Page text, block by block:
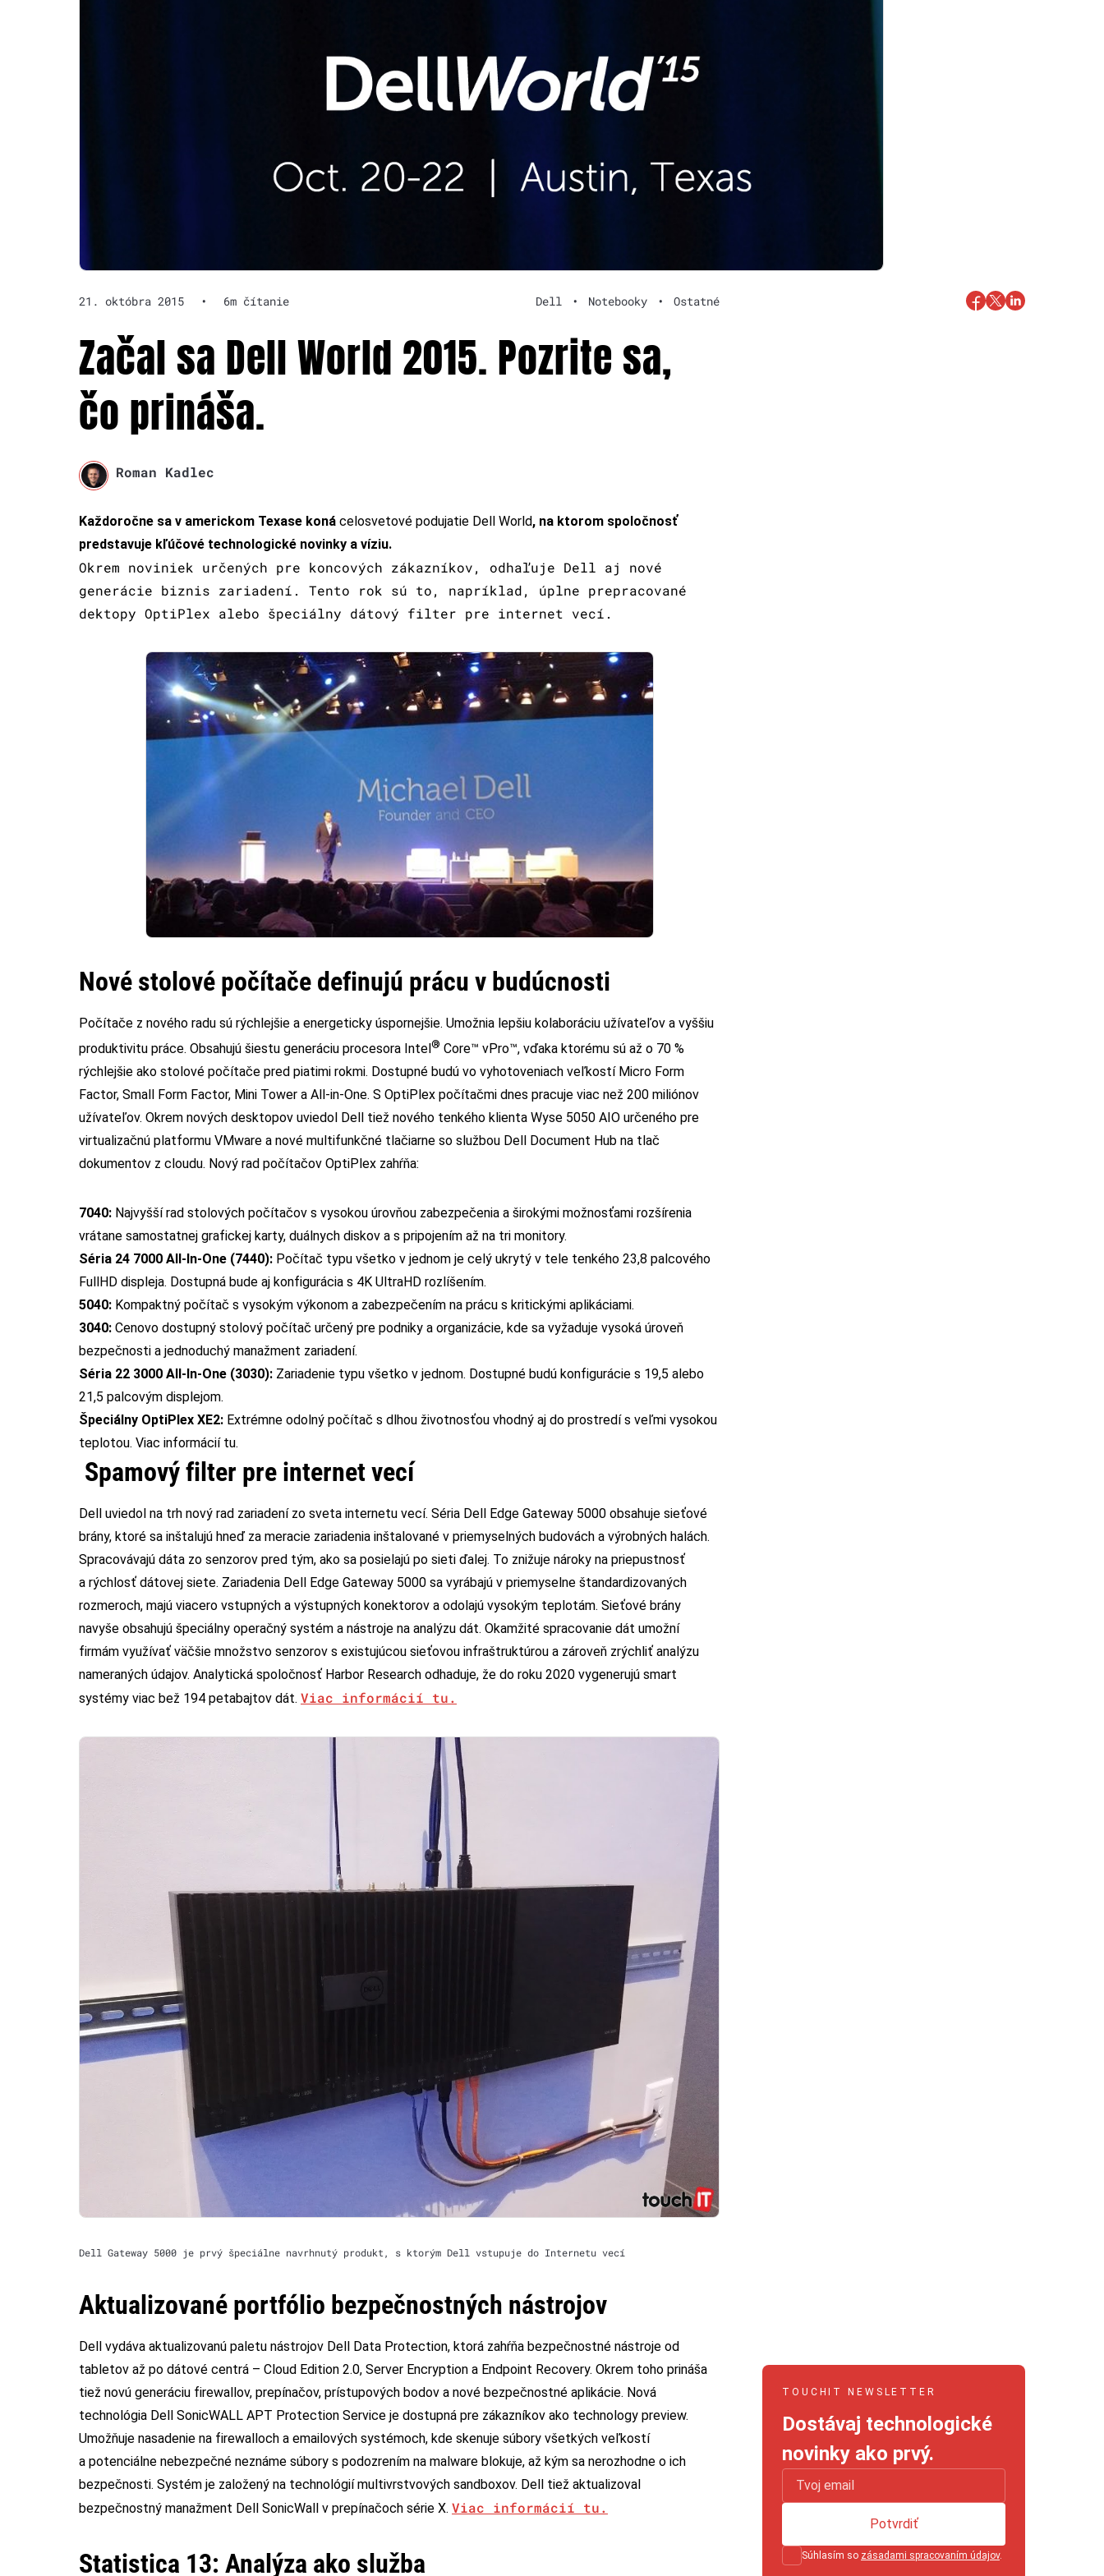
21. októbra 2015 • 6m čítanie Dell • Notebooky • Ostatné
Začal sa Dell World 2015. Pozrite sa,
čo prináša.
Roman Kadlec
Každoročne sa v americkom Texase koná celosvetové podujatie Dell World, na ktorom spoločnosť
predstavuje kľúčové technologické novinky a víziu.
Okrem noviniek určených pre koncových zákazníkov, odhaľuje Dell aj nové
generácie biznis zariadení. Tento rok sú to, napríklad, úplne prepracované
dektopy OptiPlex alebo špeciálny dátový filter pre internet vecí.
Nové stolové počítače definujú prácu v budúcnosti
Počítače z nového radu sú rýchlejšie a energeticky úspornejšie. Umožnia lepšiu kolaboráciu užívateľov a vyššiu
produktivitu práce. Obsahujú šiestu generáciu procesora Intel ® Core™ vPro™, vďaka ktorému sú až o 70 %
rýchlejšie ako stolové počítače pred piatimi rokmi. Dostupné budú vo vyhotoveniach veľkostí Micro Form
Factor, Small Form Factor, Mini Tower a All-in-One. S OptiPlex počítačmi dnes pracuje viac než 200 miliónov
užívateľov. Okrem nových desktopov uviedol Dell tiež nového tenkého klienta Wyse 5050 AIO určeného pre
virtualizačnú platformu VMware a nové multifunkčné tlačiarne so službou Dell Document Hub na tlač
dokumentov z cloudu. Nový rad počítačov OptiPlex zahŕňa:
7040: Najvyšší rad stolových počítačov s vysokou úrovňou zabezpečenia a širokými možnosťami rozšírenia
vrátane samostatnej grafickej karty, duálnych diskov a s pripojením až na tri monitory.
Séria 24 7000 All-In-One (7440): Počítač typu všetko v jednom je celý ukrytý v tele tenkého 23,8 palcového
FullHD displeja. Dostupná bude aj konfigurácia s 4K UltraHD rozlíšením.
5040: Kompaktný počítač s vysokým výkonom a zabezpečením na prácu s kritickými aplikáciami.
3040: Cenovo dostupný stolový počítač určený pre podniky a organizácie, kde sa vyžaduje vysoká úroveň
bezpečnosti a jednoduchý manažment zariadení.
Séria 22 3000 All-In-One (3030): Zariadenie typu všetko v jednom. Dostupné budú konfigurácie s 19,5 alebo
21,5 palcovým displejom.
Špeciálny OptiPlex XE2: Extrémne odolný počítač s dlhou životnosťou vhodný aj do prostredí s veľmi vysokou
teplotou. Viac informácií tu.
Spamový filter pre internet vecí
Dell uviedol na trh nový rad zariadení zo sveta internetu vecí. Séria Dell Edge Gateway 5000 obsahuje sieťové
brány, ktoré sa inštalujú hneď za meracie zariadenia inštalované v priemyselných budovách a výrobných halách.
Spracovávajú dáta zo senzorov pred tým, ako sa posielajú po sieti ďalej. To znižuje nároky na priepustnosť
a rýchlosť dátovej siete. Zariadenia Dell Edge Gateway 5000 sa vyrábajú v priemyselne štandardizovaných
rozmeroch, majú viacero vstupných a výstupných konektorov a odolajú vysokým teplotám. Sieťové brány
navyše obsahujú špeciálny operačný systém a nástroje na analýzu dát. Okamžité spracovanie dát umožní
firmám využívať väčšie množstvo senzorov s existujúcou sieťovou infraštruktúrou a zároveň zrýchliť analýzu
nameraných údajov. Analytická spoločnosť Harbor Research odhaduje, že do roku 2020 vygenerujú smart
systémy viac bež 194 petabajtov dát. Viac informácií tu.
Dell Gateway 5000 je prvý špeciálne navrhnutý produkt, s ktorým Dell vstupuje do Internetu vecí
Aktualizované portfólio bezpečnostných nástrojov
Dell vydáva aktualizovanú paletu nástrojov Dell Data Protection, ktorá zahŕňa bezpečnostné nástroje od
tabletov až po dátové centrá – Cloud Edition 2.0, Server Encryption a Endpoint Recovery. Okrem toho prináša
tiež novú generáciu firewallov, prepínačov, prístupových bodov a nové bezpečnostné aplikácie. Nová
technológia Dell SonicWALL APT Protection Service je dostupná pre zákazníkov ako technology preview.
Umožňuje nasadenie na firewalloch a emailových systémoch, kde skenuje súbory všetkých veľkostí
a potenciálne nebezpečné neznáme súbory s podozrením na malware blokuje, až kým sa nerozhodne o ich
bezpečnosti. Systém je založený na technológií multivrstvových sandboxov. Dell tiež aktualizoval
bezpečnostný manažment Dell SonicWall v prepínačoch série X. Viac informácií tu.
Statistica 13: Analýza ako služba
TOUCHIT NEWSLETTER
Dostávaj technologické
novinky ako prvý.
Súhlasím so zásadami spracovaním údajov.
Potvrdiť